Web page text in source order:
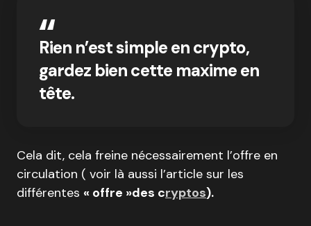
Rien n’est simple en crypto,
gardez bien cette maxime en
tête.
Cela dit, cela freine nécessairement l’offre en
circulation ( voir là aussi l’article sur les
différentes « offre »des cryptos).